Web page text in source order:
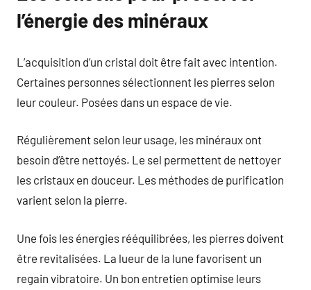
l’énergie des minéraux
L’acquisition d’un cristal doit être fait avec intention.
Certaines personnes sélectionnent les pierres selon
leur couleur. Posées dans un espace de vie.
Régulièrement selon leur usage, les minéraux ont
besoin d’être nettoyés. Le sel permettent de nettoyer
les cristaux en douceur. Les méthodes de purification
varient selon la pierre.
Une fois les énergies rééquilibrées, les pierres doivent
être revitalisées. La lueur de la lune favorisent un
regain vibratoire. Un bon entretien optimise leurs